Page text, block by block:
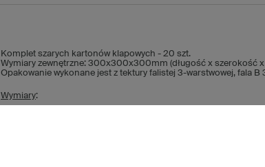
Komplet szarych kartonów klapowych - 20 szt.
Wymiary zewnętrzne: 300x300x300mm (długość x szerokość
Opakowanie wykonane jest z tektury falistej 3-warstwowej, fala
Wymiary: